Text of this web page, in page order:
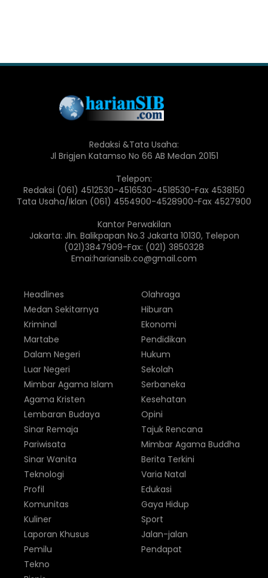
Redaksi &Tata Usaha:
Jl Brigjen Katamso No 66 AB Medan 20151
Telepon:
Redaksi (061) 4512530-4516530-4518530-Fax 4538150
Tata Usaha/Iklan (061) 4554900-4528900-Fax 4527900
Kantor Perwakilan
Jakarta: Jln. Balikpapan No.3 Jakarta 10130, Telepon
(021)3847909-Fax: (021) 3850328
Emai:hariansib.co@gmail.com
Headlines
Medan Sekitarnya
Kriminal
Martabe
Dalam Negeri
Luar Negeri
Olahraga
Hiburan
Ekonomi
Pendidikan
Hukum
Sekolah
Mimbar Agama Islam
Agama Kristen
Lembaran Budaya
Sinar Remaja
Pariwisata
Sinar Wanita
Serbaneka
Kesehatan
Opini
Tajuk Rencana
Mimbar Agama Buddha
Berita Terkini
Teknologi
Profil
Komunitas
Kuliner
Laporan Khusus
Pemilu
Varia Natal
Edukasi
Gaya Hidup
Sport
Jalan-jalan
Pendapat
Tekno